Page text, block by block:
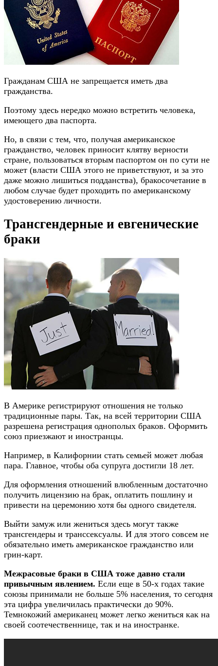
Гражданам США не запрещается иметь два
гражданства.
Поэтому здесь нередко можно встретить человека,
имеющего два паспорта.
Но, в связи с тем, что, получая американское
гражданство, человек приносит клятву верности
стране, пользоваться вторым паспортом он по сути не
может (власти США этого не приветствуют, и за это
даже можно лишиться подданства), бракосочетание в
любом случае будет проходить по американскому
удостоверению личности.
Трансгендерные и евгенические
браки
В Америке регистрируют отношения не только
традиционные пары. Так, на всей территории США
разрешена регистрация однополых браков. Оформить
союз приезжают и иностранцы.
Например, в Калифорнии стать семьей может любая
пара. Главное, чтобы оба супруга достигли 18 лет.
Для оформления отношений влюбленным достаточно
получить лицензию на брак, оплатить пошлину и
привести на церемонию хотя бы одного свидетеля.
Выйти замуж или жениться здесь могут также
трансгендеры и транссексуалы. И для этого совсем не
обязательно иметь американское гражданство или
грин-карт.
Межрасовые браки в США тоже давно стали
привычным явлением. Если еще в 50-х годах такие
союзы принимали не больше 5% населения, то сегодня
эта цифра увеличилась практически до 90%.
Темнокожий американец может легко жениться как на
своей соотечественнице, так и на иностранке.